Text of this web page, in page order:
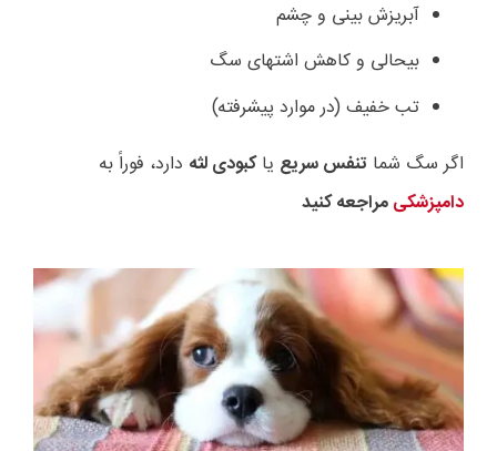
آبریزش بینی و چشم
بیحالی و کاهش اشتهای سگ
تب خفیف (در موارد پیشرفته)
اگر سگ شما تنفس سریع یاکبودی لثه دارد، فوراً به
دامپزشکیمراجعه کنید